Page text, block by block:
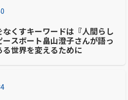
なくすキーワードは『人間らし
スボート畠山澄子さんが語っ
る世界を変えるために